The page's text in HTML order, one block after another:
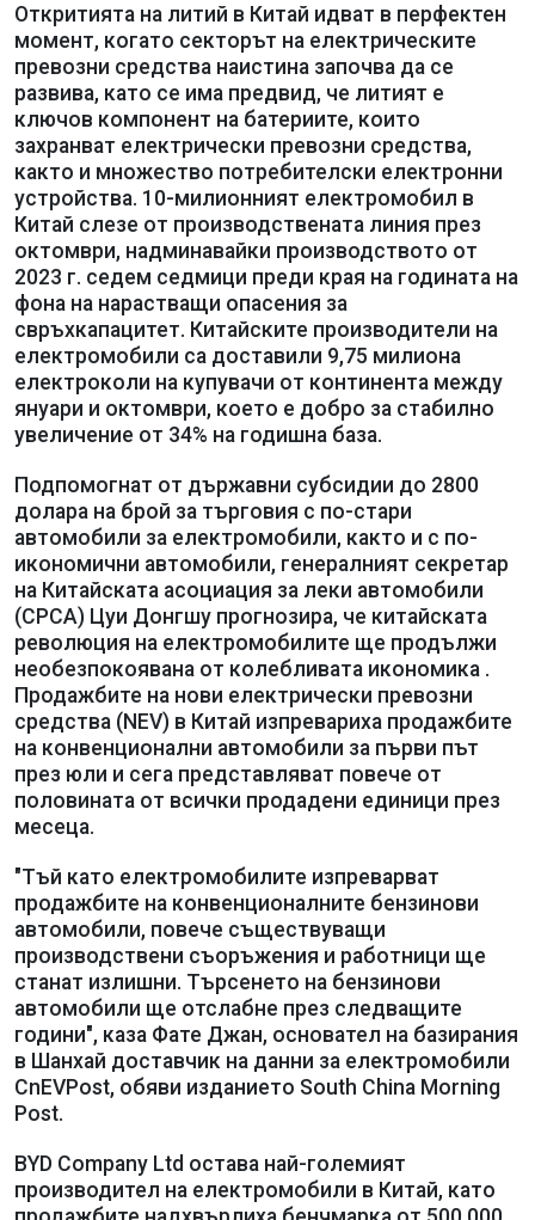
Откритията на литий в Китай идват в перфектен
момент, когато секторът на електрическите
превозни средства наистина започва да се
развива, като се има предвид, че литият е
ключов компонент на батериите, които
захранват електрически превозни средства,
както и множество потребителски електронни
устройства. 10-милионният електромобил в
Китай слезе от производствената линия през
октомври, надминавайки производството от
2023 г. седем седмици преди края на годината на
фона на нарастващи опасения за
свръхкапацитет. Китайските производители на
електромобили са доставили 9,75 милиона
електроколи на купувачи от континента между
януари и октомври, което е добро за стабилно
увеличение от 34% на годишна база.
Подпомогнат от държавни субсидии до 2800
долара на брой за търговия с по-стари
автомобили за електромобили, както и с по-
икономични автомобили, генералният секретар
на Китайската асоциация за леки автомобили
(CPCA) Цуи Донгшу прогнозира, че китайската
революция на електромобилите ще продължи
необезпокоявана от колебливата икономика .
Продажбите на нови електрически превозни
средства (NEV) в Китай изпревариха продажбите
на конвенционални автомобили за първи път
през юли и сега представляват повече от
половината от всички продадени единици през
месеца.
"Тъй като електромобилите изпреварват
продажбите на конвенционалните бензинови
автомобили, повече съществуващи
производствени съоръжения и работници ще
станат излишни. Търсенето на бензинови
автомобили ще отслабне през следващите
години", каза Фате Джан, основател на базирания
в Шанхай доставчик на данни за електромобили
CnEVPost, обяви изданието South China Morning
Post.
BYD Company Ltd остава най-големият
производител на електромобили в Китай, като